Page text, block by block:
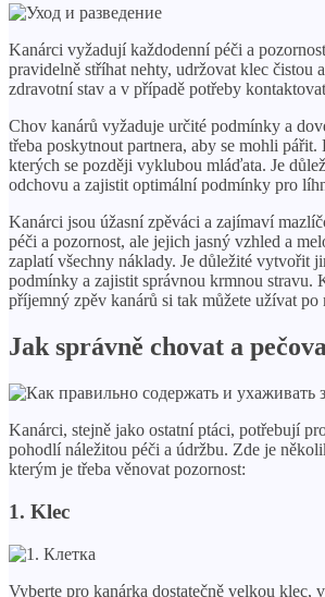
Kanárci vyžadují každodenní péči a
pravidelně stříhat nehty, udržovat klec čistou
zdravotní stav a v případě potřeby
Chov kanárů vyžaduje určité podmínky a
třeba poskytnout partnera, aby se mohli
kterých se později vyklubou mláďata. Je
odchovu a zajistit optimální podmínky pro
Kanárci jsou úžasní zpěváci a zajímaví
péči a pozornost, ale jejich jasný vzhled a
zaplatí všechny náklady. Je důležité vytvořit
podmínky a zajistit správnou krmnou stravu.
příjemný zpěv kanárů si tak můžete užívat po
Jak správně chovat a
Kanárci, stejně jako ostatní ptáci, potřebují
pohodlí náležitou péči a údržbu. Zde je
kterým je třeba věnovat pozornost:
1. Klec
Vyberte pro kanárka dostatečně velkou klec,